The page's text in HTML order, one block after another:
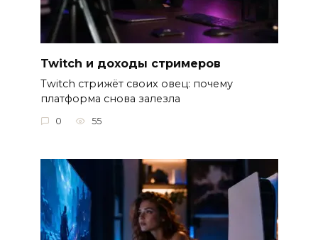
Twitch и доходы стримеров
Twitch стрижёт своих овец: почему
платформа снова залезла
0 55